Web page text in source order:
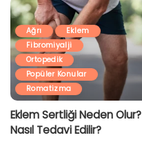
Ağrı
Eklem
Fibromiyalji
Ortopedik
Popüler Konular
Romatizma
Eklem Sertliği Neden Olur?
Nasıl Tedavi Edilir?